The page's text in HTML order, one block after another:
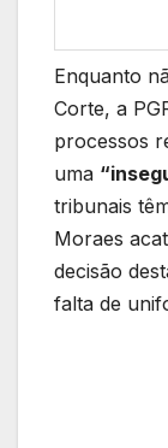
Enquanto
Corte, a
processos
uma
tribunais
Moraes
decisão
falta de